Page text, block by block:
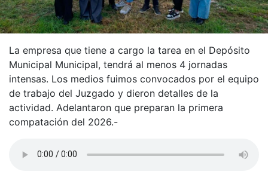
La empresa que tiene a cargo la tarea en el Depósito
Municipal Municipal, tendrá al menos 4 jornadas
intensas. Los medios fuimos convocados por el equipo
de trabajo del Juzgado y dieron detalles de la
actividad. Adelantaron que preparan la primera
compatación del 2026.-